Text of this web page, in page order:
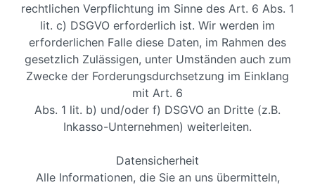
rechtlichen Verpflichtung im Sinne des Art. 6 Abs. 1
lit. c) DSGVO erforderlich ist. Wir werden im
erforderlichen Falle diese Daten, im Rahmen des
gesetzlich Zulässigen, unter Umständen auch zum
Zwecke der Forderungsdurchsetzung im Einklang
mit Art. 6
Abs. 1 lit. b) und/oder f) DSGVO an Dritte (z.B.
Inkasso-Unternehmen) weiterleiten.
Datensicherheit
Alle Informationen, die Sie an uns übermitteln,